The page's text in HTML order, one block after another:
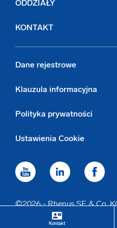
contact_mail
Kontakt
ODDZIAŁY
KONTAKT
Dane rejestrowe
Klauzula informacyjna
Polityka prywatności
Ustawienia Cookie
©2026 - Rhenus SE & Co.